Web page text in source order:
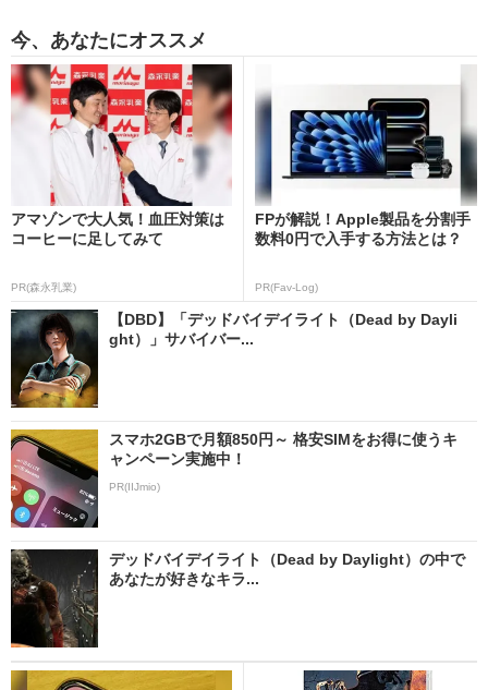
今、あなたにオススメ
アマゾンで大人気！血圧対策は
コーヒーに足してみて
PR(森永乳業)
FPが解説！Apple製品を分割手
数料0円で入手する方法とは？
PR(Fav-Log)
【DBD】「デッドバイデイライト（Dead by Dayli
ght）」サバイバー...
スマホ2GBで月額850円～ 格安SIMをお得に使うキ
ャンペーン実施中！
PR(IIJmio)
デッドバイデイライト（Dead by Daylight）の中で
あなたが好きなキラ...